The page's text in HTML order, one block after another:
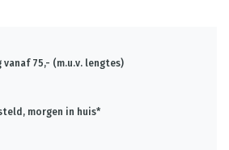
75,- (m.u.v. lengtes)
morgen in huis*